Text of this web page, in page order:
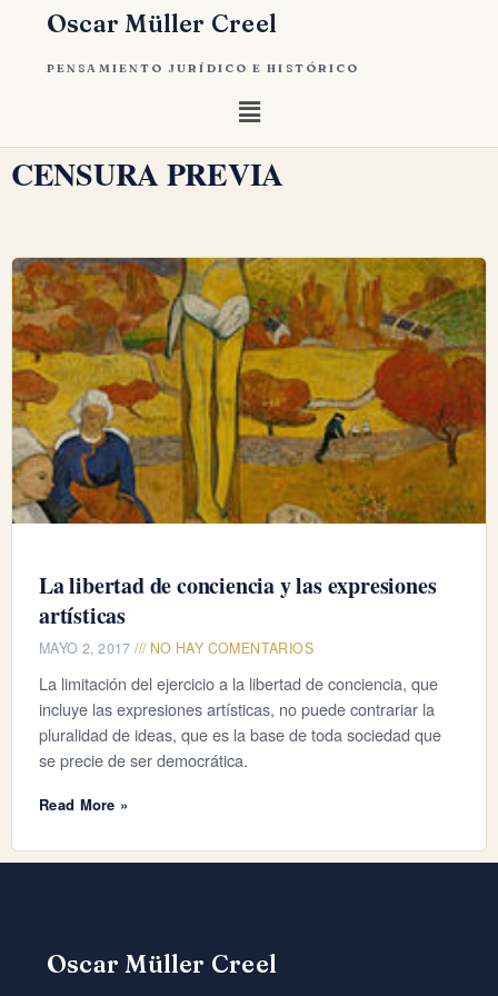
Oscar Müller Creel
PENSAMIENTO JURÍDICO E HISTÓRICO
CENSURA PREVIA
La libertad de conciencia y las expresiones
artísticas
MAYO 2, 2017 NO HAY COMENTARIOS
La limitación del ejercicio a la libertad de conciencia, que
incluye las expresiones artísticas, no puede contrariar la
pluralidad de ideas, que es la base de toda sociedad que
se precie de ser democrática.
Read More »
Oscar Müller Creel